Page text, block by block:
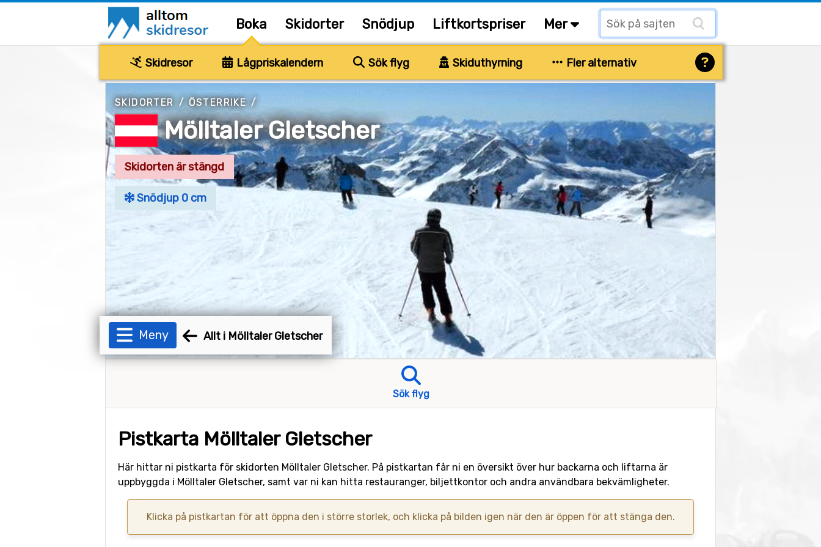
Boka Skidorter Snödjup Liftkortspriser Mer
Skidresor Lågpriskalendern Sök flyg Skiduthyrning Fler alternativ
SKIDORTER/ ÖSTERRIKE /
Mölltaler Gletscher
Skidorten är stängd
Snödjup 0 cm
Meny Allt i Mölltaler Gletscher
Sök flyg
Pistkarta Mölltaler Gletscher
Här hittar ni pistkarta för skidorten Mölltaler Gletscher. På pistkartan får ni en översikt över hur backarna och liftarna är
uppbyggda i Mölltaler Gletscher, samt var ni kan hitta restauranger, biljettkontor och andra användbara bekvämligheter.
Klicka på pistkartan för att öppna den i större storlek, och klicka på bilden igen när den är öppen för att stänga den.